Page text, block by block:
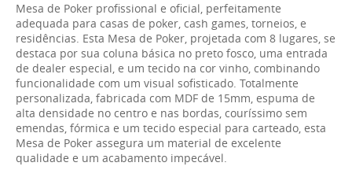
Mesa de Poker profissional e oficial, perfeitamente
adequada para casas de poker, cash games, torneios, e
residências. Esta Mesa de Poker, projetada com 8 lugares, se
destaca por sua coluna básica no preto fosco, uma entrada
de dealer especial, e um tecido na cor vinho, combinando
funcionalidade com um visual sofisticado. Totalmente
personalizada, fabricada com MDF de 15mm, espuma de
alta densidade no centro e nas bordas, couríssimo sem
emendas, fórmica e um tecido especial para carteado, esta
Mesa de Poker assegura um material de excelente
qualidade e um acabamento impecável.